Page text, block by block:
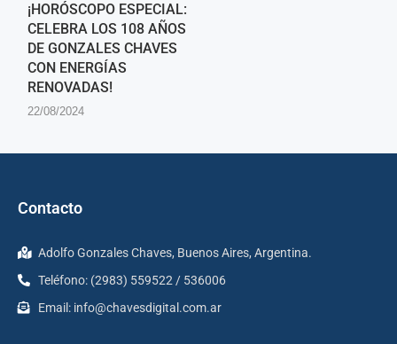
¡HORÓSCOPO ESPECIAL:
CELEBRA LOS 108 AÑOS
DE GONZALES CHAVES
CON ENERGÍAS
RENOVADAS!
22/08/2024
Contacto
Adolfo Gonzales Chaves, Buenos Aires, Argentina.
Teléfono: (2983) 559522 / 536006
Email: info@chavesdigital.com.ar